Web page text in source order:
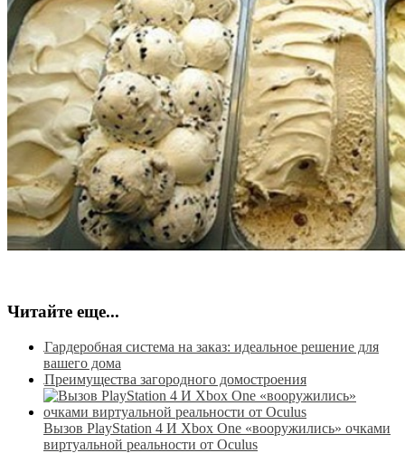
Читайте еще...
Гардеробная система на заказ: идеальное решение для
вашего дома
Преимущества загородного домостроения
Вызов PlayStation 4 И Xbox One «вооружились» очками
виртуальной реальности от Oculus